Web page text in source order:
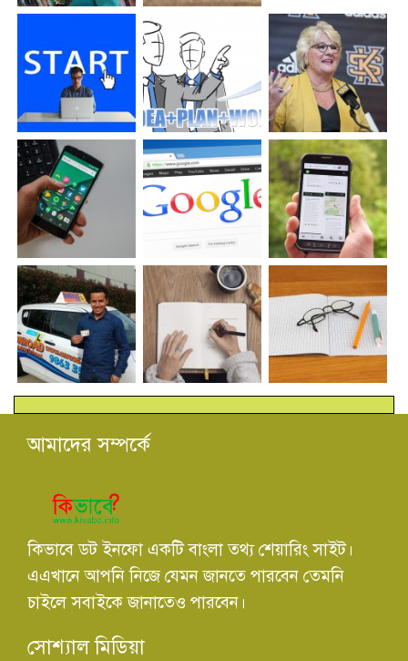
আমাদের সম্পর্কে
কিভাবে ডট ইনফো একটি বাংলা তথ্য শেয়ারিং সাইট।
এএখানে আপনি নিজে যেমন জানতে পারবেন তেমনি
চাইলে সবাইকে জানাতেও পারবেন।
সোশ্যাল মিডিয়া